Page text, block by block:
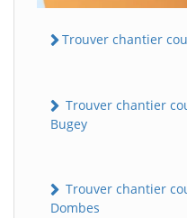
Trouver chantier
Trouver chantier
Bugey
Trouver chantier
Dombes